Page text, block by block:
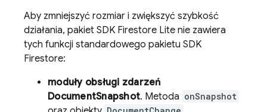
Aby zmniejszyć rozmiar i zwiększyć szybkość
działania, pakiet SDK Firestore Lite nie zawiera
tych funkcji standardowego pakietu SDK
Firestore:
moduły obsługi zdarzeń
DocumentSnapshot. Metoda onSnapshot